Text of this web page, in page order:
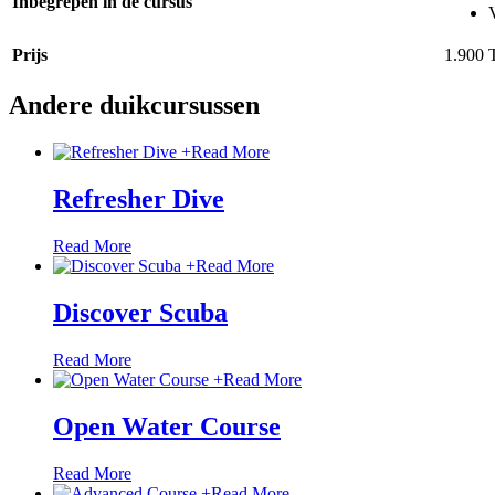
Prijs 1.900
Andere duikcursussen
+Read More
Refresher Dive
Read More
+Read More
Discover Scuba
Read More
+Read More
Open Water Course
Read More